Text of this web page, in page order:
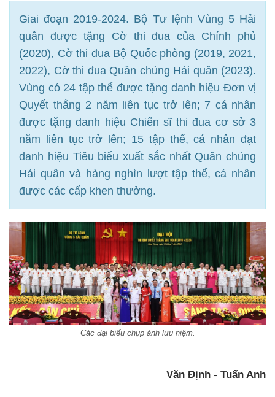
Giai đoạn 2019-2024. Bộ Tư lệnh Vùng 5 Hải
quân được tặng Cờ thi đua của Chính phủ
(2020), Cờ thi đua Bộ Quốc phòng (2019, 2021,
2022), Cờ thi đua Quân chủng Hải quân (2023).
Vùng có 24 tập thể được tặng danh hiệu Đơn vị
Quyết thắng 2 năm liên tục trở lên; 7 cá nhân
được tặng danh hiệu Chiến sĩ thi đua cơ sở 3
năm liên tục trở lên; 15 tập thể, cá nhân đạt
danh hiệu Tiêu biểu xuất sắc nhất Quân chủng
Hải quân và hàng nghìn lượt tập thể, cá nhân
được các cấp khen thưởng.
Các đại biểu chụp ảnh lưu niệm.
Văn Định - Tuấn Anh